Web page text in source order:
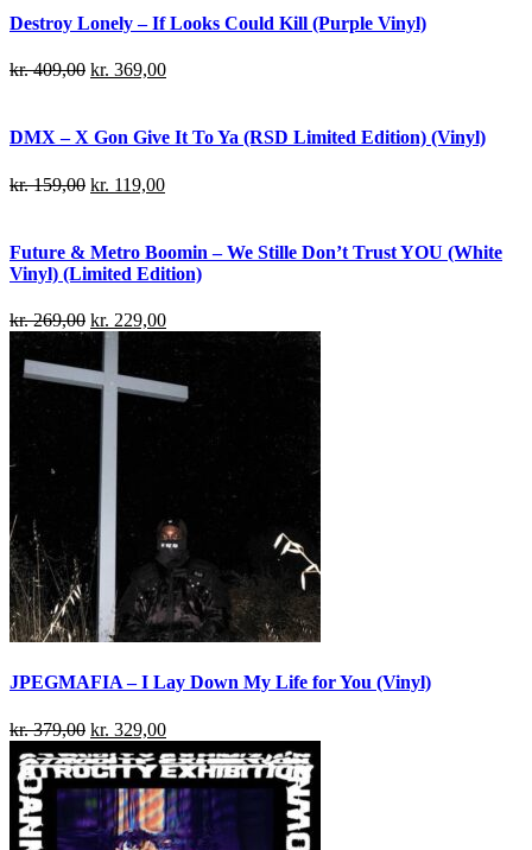
Destroy Lonely – If Looks Could Kill (Purple Vinyl)
kr.409,00 kr. 369,00
DMX – X Gon Give It To Ya (RSD Limited Edition) (Vinyl)
kr.159,00 kr. 119,00
Future & Metro Boomin – We Stille Don’t Trust YOU (White
Vinyl) (Limited Edition)
kr.269,00 kr. 229,00
JPEGMAFIA – I Lay Down My Life for You (Vinyl)
kr.379,00 kr. 329,00